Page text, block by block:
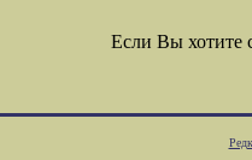
Если Вы хотите